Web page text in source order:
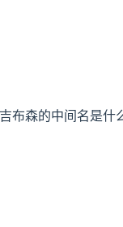
布森的中间名是什